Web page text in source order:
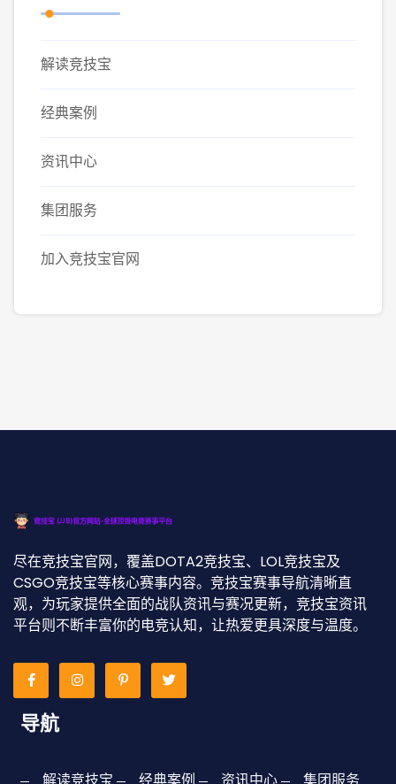
解读竞技宝
经典案例
资讯中心
集团服务
加入竞技宝官网
尽在竞技宝官网，覆盖DOTA2竞技宝、LOL竞技宝及
CSGO竞技宝等核心赛事内容。竞技宝赛事导航清晰直
观，为玩家提供全面的战队资讯与赛况更新，竞技宝资讯
平台则不断丰富你的电竞认知，让热爱更具深度与温度。
导航